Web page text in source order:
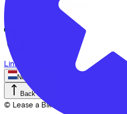
Aangepaste fietsen
LinkedIn Instagram Facebook
Nederlands
Back to top
© Lease a Bike. All Rights Reserved.